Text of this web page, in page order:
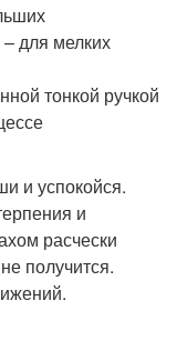
для мелких
тонкой ручкой
и успокойся.
и
расчески
получится.